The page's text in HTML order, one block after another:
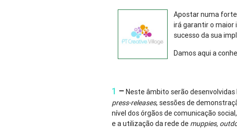
Apostar numa
irá garantir o
sucesso da sua
Damos aqui a
1 – Neste âmbito serão
press-releases, sessões de
nível dos órgãos de comunicação
e a utilização da rede de muppies,